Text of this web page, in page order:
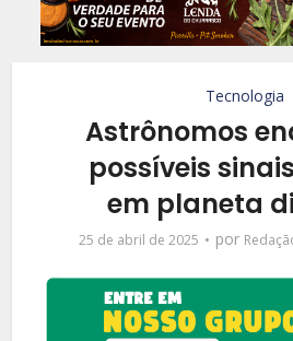
Tecnologia
Astrônomos
possíveis
em planeta
25 de abril de 2025 por